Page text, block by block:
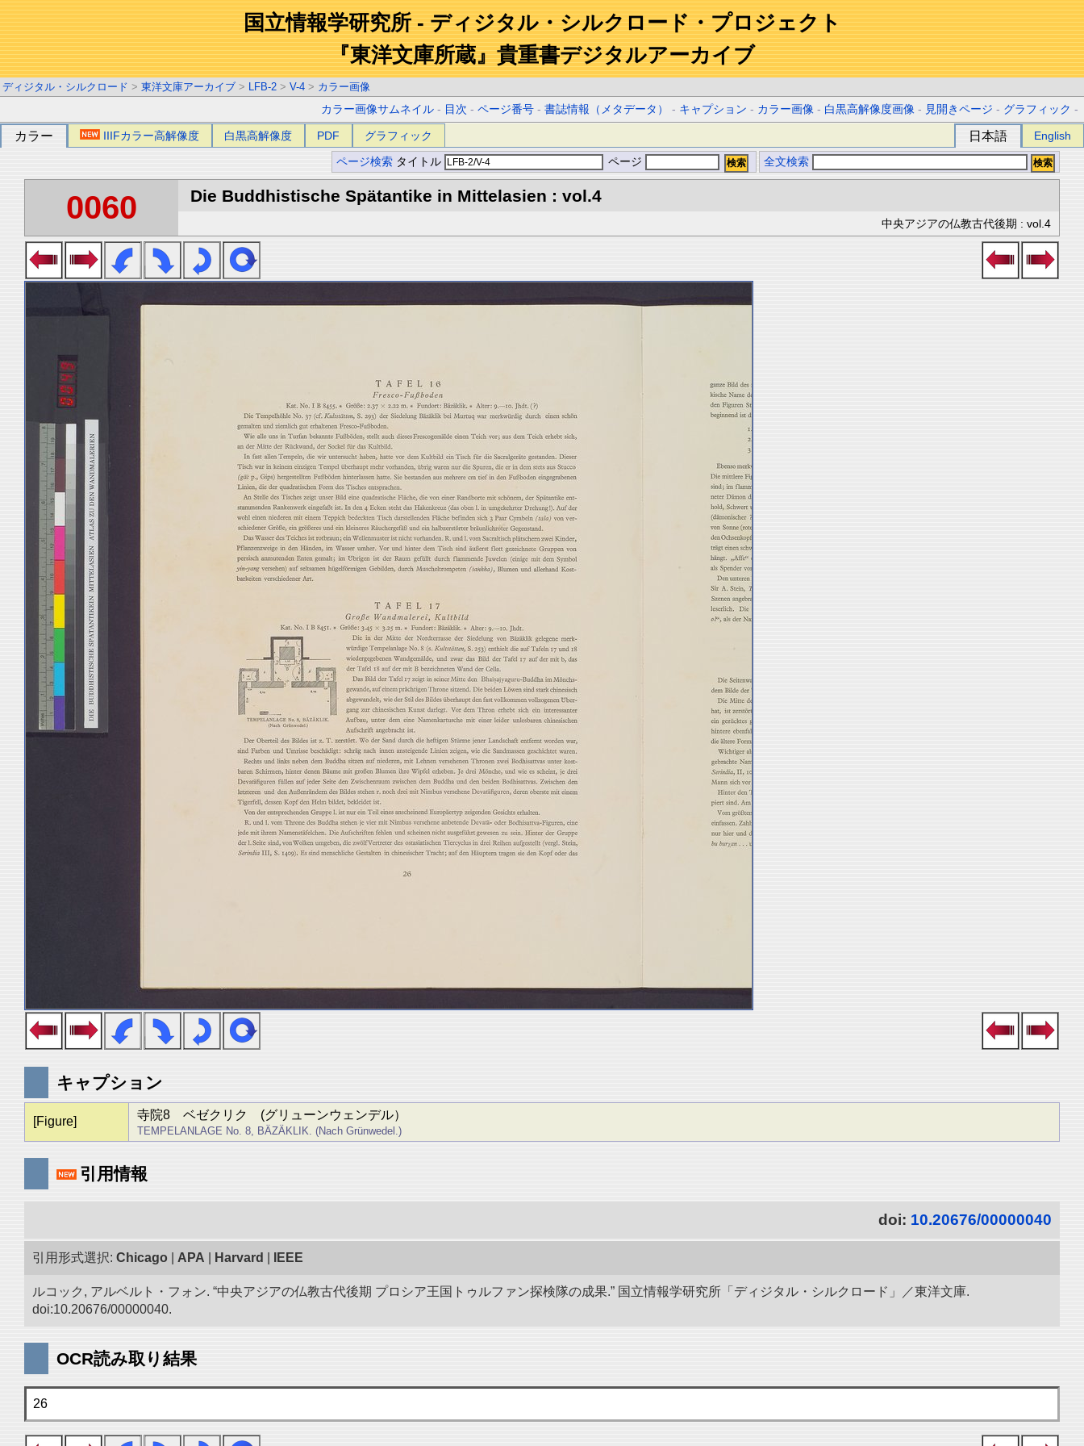
国立情報学研究所 - ディジタル・シルクロード・プロジェクト
『東洋文庫所蔵』貴重書デジタルアーカイブ
ディジタル・シルクロード > 東洋文庫アーカイブ > LFB-2 > V-4 > カラー画像
カラー画像サムネイル - 目次 -ページ番号 -書誌情報（メタデータ） - キャプション - カラー画像 - 白黒高解像度画像 - 見開きページ - グラフィック -
カラー IIIFカラー高解像度 白黒高解像度 PDF グラフィック 日本語 English
ページ検索 タイトル ページ 全文検索
0060 Die Buddhistische Spätantike in Mittelasien : vol.4
中央アジアの仏教古代後期 : vol.4
キャプション
[Figure] 寺院8 ベゼクリク (グリューンウェンデル）
TEMPELANLAGE No. 8, BÄZÄKLIK. (Nach Grünwedel.)
引用情報
doi: 10.20676/00000040
引用形式選択: Chicago APA Harvard IEEE
ルコック, アルベルト・フォン. “中央アジアの仏教古代後期 プロシア王国トゥルファン探検隊の成果.” 国立情報学研究所「ディジタル・シルクロード」／東洋文庫.
doi:10.20676/00000040.
OCR読み取り結果
26